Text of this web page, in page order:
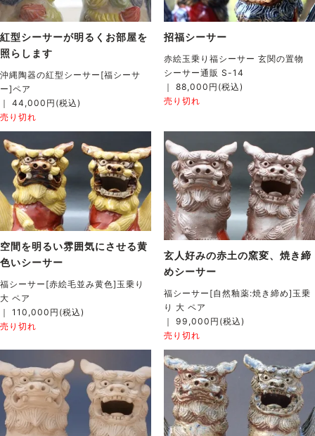
紅型シーサーが明るくお部屋を
照らします
沖縄陶器の紅型シーサー[福シーサ
ー]ペア
｜ 44,000円(税込)
売り切れ
招福シーサー
赤絵玉乗り福シーサー 玄関の置物
シーサー通販 S-14
｜ 88,000円(税込)
売り切れ
空間を明るい雰囲気にさせる黄
色いシーサー
福シーサー[赤絵毛並み黄色]玉乗り
大 ペア
｜ 110,000円(税込)
売り切れ
玄人好みの赤土の窯変、焼き締
めシーサー
福シーサー[自然釉薬:焼き締め]玉乗
り 大 ペア
｜ 99,000円(税込)
売り切れ